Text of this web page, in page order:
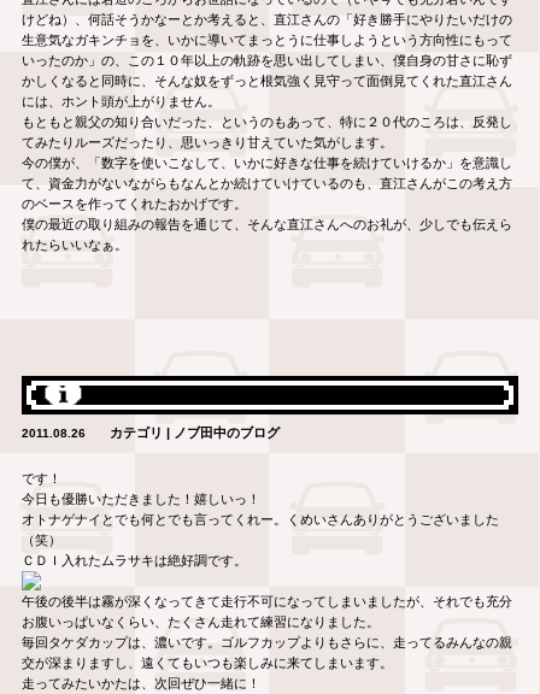
けどね）、何話そうかなーとか考えると、直江さんの「好き勝手にやりたいだけの
生意気なガキンチョを、いかに導いてまっとうに仕事しようという方向性にもって
いったのか」の、この１０年以上の軌跡を思い出してしまい、僕自身の甘さに恥ず
かしくなると同時に、そんな奴をずっと根気強く見守って面倒見てくれた直江さん
には、ホント頭が上がりません。
もともと親父の知り合いだった、というのもあって、特に２０代のころは、反発し
てみたりルーズだったり、思いっきり甘えていた気がします。
今の僕が、「数字を使いこなして、いかに好きな仕事を続けていけるか」を意識し
て、資金力がないながらもなんとか続けていけているのも、直江さんがこの考え方
のベースを作ってくれたおかげです。
僕の最近の取り組みの報告を通じて、そんな直江さんへのお礼が、少しでも伝えら
れたらいいなぁ。
2011.08.26 カテゴリ | ノブ田中のブログ
です！
今日も優勝いただきました！嬉しいっ！
オトナゲナイとでも何とでも言ってくれー。くめいさんありがとうございました
（笑）
ＣＤＩ入れたムラサキは絶好調です。
午後の後半は霧が深くなってきて走行不可になってしまいましたが、それでも充分
お腹いっぱいなくらい、たくさん走れて練習になりました。
毎回タケダカップは、濃いです。ゴルフカップよりもさらに、走ってるみんなの親
交が深まりますし、遠くてもいつも楽しみに来てしまいます。
走ってみたいかたは、次回ぜひ一緒に！